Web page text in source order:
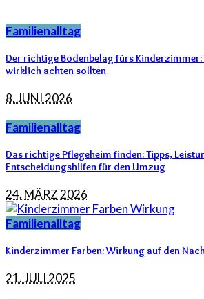
Familienalltag
Der richtige Bodenbelag fürs
wirklich achten sollten
8. JUNI 2026
Familienalltag
Das richtige Pflegeheim finden: Tipps,
Entscheidungshilfen für den Umzug
24. MÄRZ 2026
Familienalltag
Kinderzimmer Farben: Wirkung auf den
21. JULI 2025